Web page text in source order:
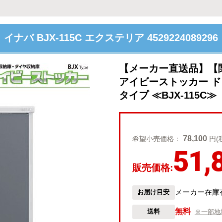
イナバ BJX-115C エクステリア 4529224089296
【メーカー直送品】
アイビーストッカー
タイプ ≪BJX-115C≫
希望小売価格： 78,100 円(
販売価格:
お届け目安 メーカー在
送料 無料 ※一部地